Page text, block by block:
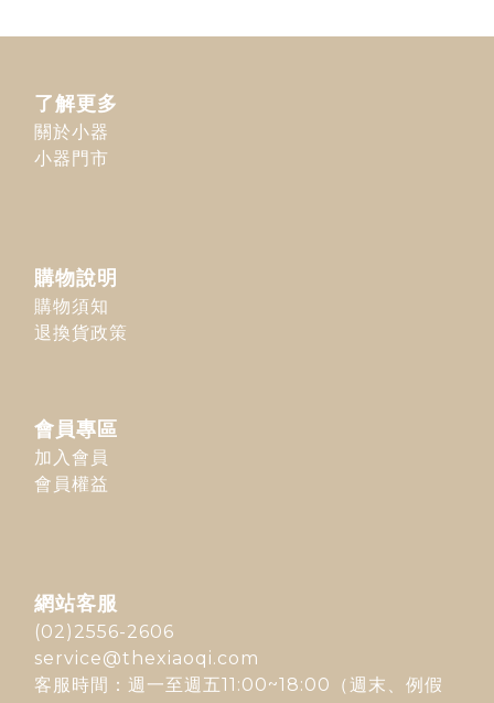
了解更多
關於小器
小器門市
購物說明
購物須知
退換貨政策
會員專區
加入會員
會員權益
網站客服
(02)2556-2606
service@thexiaoqi.com
客服時間：週一至週五11:00~18:00（週末、例假